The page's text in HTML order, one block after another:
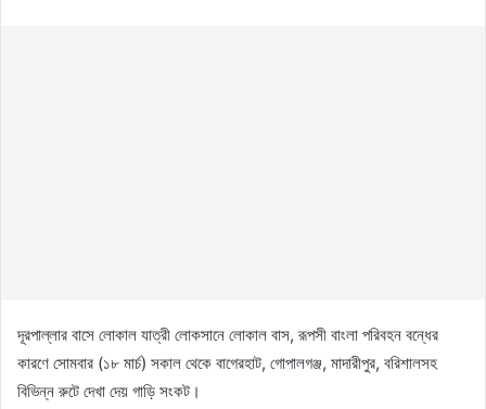
দূরপাল্লার বাসে লোকাল যাত্রী লোকসানে লোকাল বাস, রূপসী বাংলা পরিবহন বন্ধের
কারণে সোমবার (১৮ মার্চ) সকাল থেকে বাগেরহাট, গোপালগঞ্জ, মাদারীপুর, বরিশালসহ
বিভিন্ন রুটে দেখা দেয় গাড়ি সংকট।